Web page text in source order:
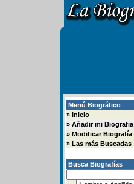
Menú Biográfico
» Inicio
» Añadir mi Biografia
» Modificar Biografía
» Las más Buscadas
Busca Biografías